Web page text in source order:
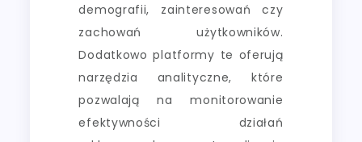
demografii, zainteresowań czy
zachowań użytkowników.
Dodatkowo platformy te oferują
narzędzia analityczne, które
pozwalają na monitorowanie
efektywności działań